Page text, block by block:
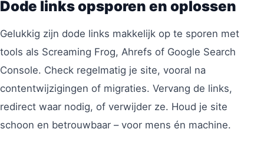
Dode links opsporen en oplossen
Gelukkig zijn dode links makkelijk op te sporen met
tools als Screaming Frog, Ahrefs of Google Search
Console. Check regelmatig je site, vooral na
contentwijzigingen of migraties. Vervang de links,
redirect waar nodig, of verwijder ze. Houd je site
schoon en betrouwbaar – voor mens én machine.